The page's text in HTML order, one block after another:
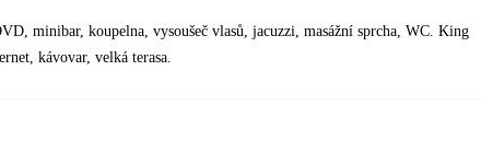
minibar, koupelna, vysoušeč vlasů, jacuzzi, masážní sprcha, WC. King
kávovar, velká terasa.